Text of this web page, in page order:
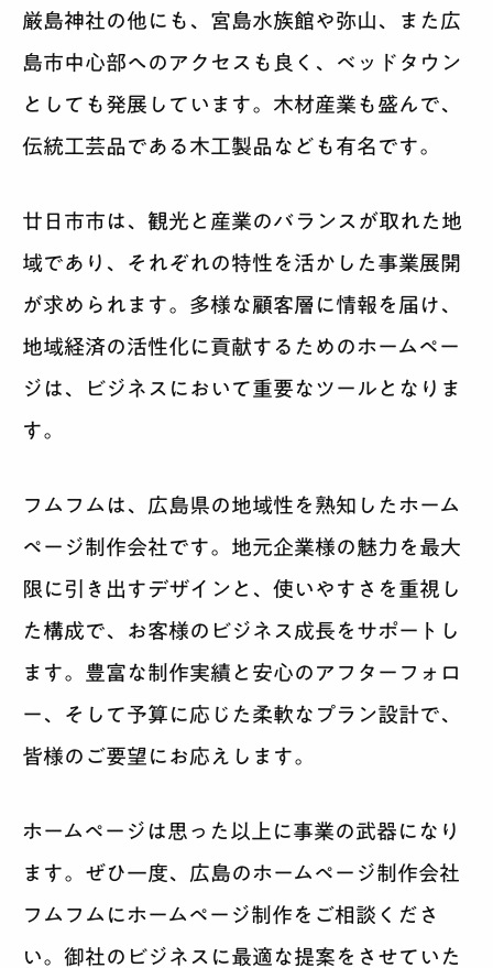
厳島神社の他にも、宮島水族館や弥山、また広
島市中心部へのアクセスも良く、ベッドタウン
としても発展しています。木材産業も盛んで、
伝統工芸品である木工製品なども有名です。
廿日市市は、観光と産業のバランスが取れた地
域であり、それぞれの特性を活かした事業展開
が求められます。多様な顧客層に情報を届け、
地域経済の活性化に貢献するためのホームペー
ジは、ビジネスにおいて重要なツールとなりま
す。
フムフムは、広島県の地域性を熟知したホーム
ページ制作会社です。地元企業様の魅力を最大
限に引き出すデザインと、使いやすさを重視し
た構成で、お客様のビジネス成長をサポートし
ます。豊富な制作実績と安心のアフターフォロ
ー、そして予算に応じた柔軟なプラン設計で、
皆様のご要望にお応えします。
ホームページは思った以上に事業の武器になり
ます。ぜひ一度、 広島のホームページ制作会社
フムフム にホームページ制作をご相談くださ
い。御社のビジネスに最適な提案をさせていた